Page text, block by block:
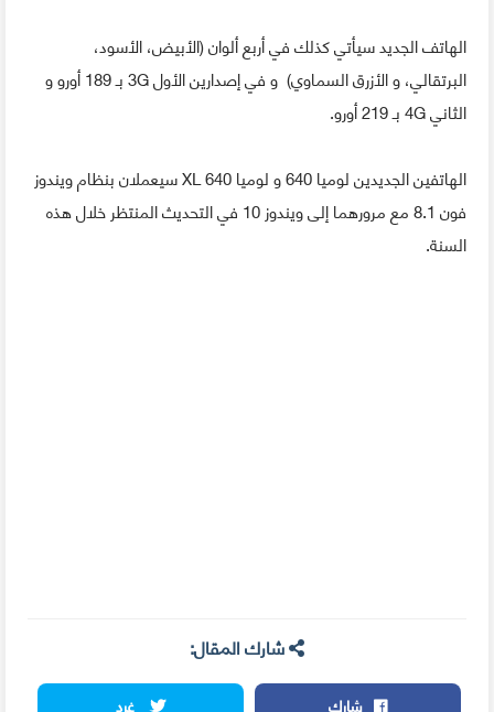
الهاتف الجديد سيأتي كذلك في أربع ألوان (الأبيض، الأسود،
البرتقالي، و الأزرق السماوي) و في إصدارين الأول 3G بـ 189 أورو و
الثاني 4G بـ 219 أورو.
الهاتفين الجديدين لوميا 640 و لوميا 640 XL سيعملان بنظام ويندوز
فون 8.1 مع مرورهما إلى ويندوز 10 في التحديث المنتظر خلال هذه
السنة.
شارك المقال:
شارك
غرد